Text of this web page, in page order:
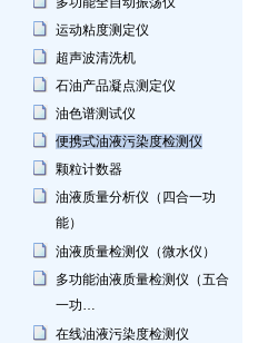
运动粘度测定仪
超声波清洗机
石油产品凝点测定仪
油色谱测试仪
便携式油液污染度检测仪
颗粒计数器
油液质量分析仪（四合一功
能）
油液质量检测仪（微水仪）
多功能油液质量检测仪（五合
一功…
在线油液污染度检测仪